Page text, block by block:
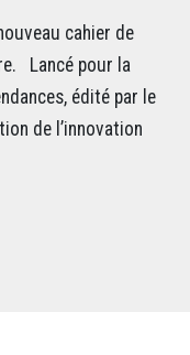
cahier de
Lancé pour la
édité par le
de l’innovation